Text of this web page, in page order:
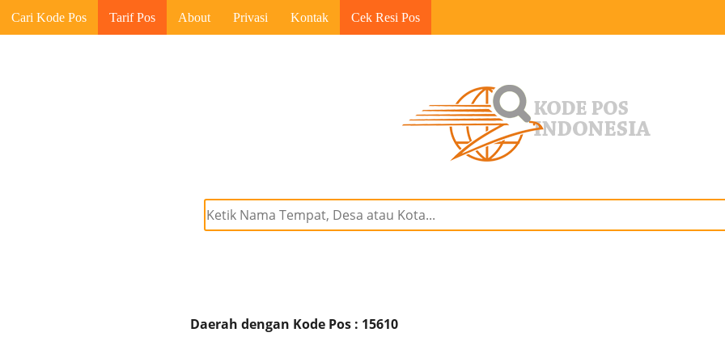
Cari Kode Pos Tarif Pos About Privasi Kontak Cek Resi Pos
Daerah dengan Kode Pos : 15610